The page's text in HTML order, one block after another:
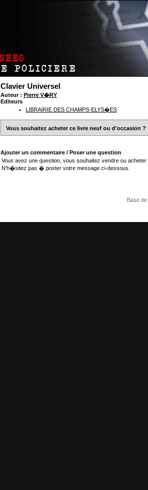
Clavier Universel
Auteur : Pierre V�RY
Editeurs
LIBRAIRIE DES CHAMPS-ELYS�ES
Vous souhaitez acheter ce livre neuf ou d'occasion ?
Ajouter un commentaire / Poser une question
Vous avez une question, vous souhaitez vendre ou
N'h�sitez pas � poster votre message ci-dessous.
Base